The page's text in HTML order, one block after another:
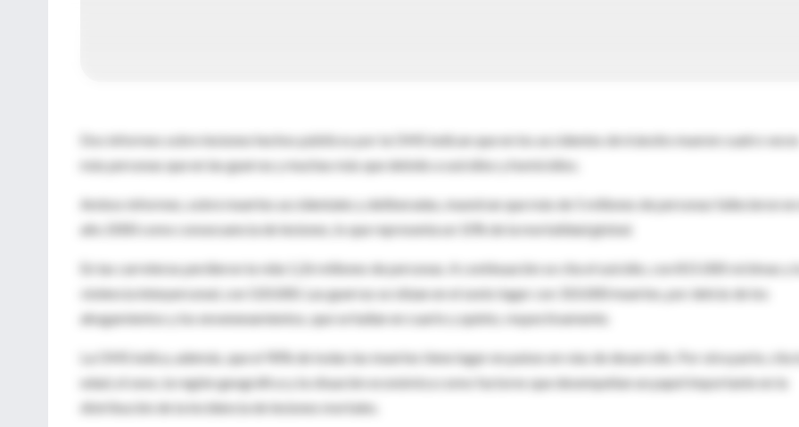
Dos informes sobre lesiones hechos públicos por la OMS indican que en los accidentes de tránsito mueren cuatro
más personas que en las guerras y muchas más que debido a suicidios y homicidios.
Ambos informes, sobre muertes accidentales y deliberadas, muestran que más de 5 millones de personas fallecieron
año 2000 como consecuencia de lesiones, lo que representa un 10% de la mortalidad global.
En las carreteras perdieron la vida 1,26 millones de personas. A continuación se cita el suicidio, con 815.000 víctimas y
violencia interpersonal, con 520.000. Las guerras se sitúan en el sexto lugar con 310.000 muertes, por detrás de los
ahogamientos y los envenenamientos, que se hallan en cuarto y quinto, respectivamente.
La OMS indica, además, que el 90% de todas las muertes tiene lugar en países en vías de desarrollo. Por otra parte, cita
edad, el sexo, la región geográfica y la situación económica como factores que desempeñan un papel importante en la
distribución de la incidencia de lesiones mortales.